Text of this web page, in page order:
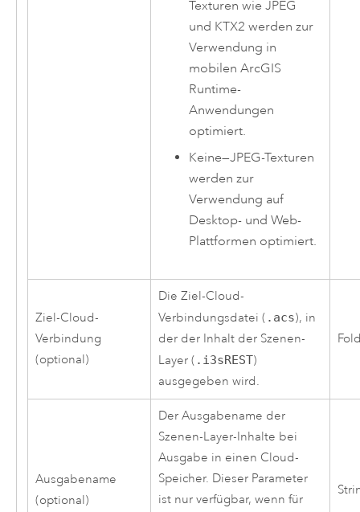
Texturen wie JPEG
und KTX2 werden zur
Verwendung in
mobilenArcGIS
Runtime-
Anwendungen
optimiert.
Keine—JPEG-Texturen
werden zur
Verwendung auf
Desktop- und Web-
Plattformen optimiert.
Ziel-Cloud-
Verbindung
(optional)
Die Ziel-Cloud-
Verbindungsdatei ( .acs), in
der der Inhalt der Szenen-
Layer ( .i3sREST)
ausgegeben wird.
Ausgabename
(optional)
Der Ausgabename der
Szenen-Layer-Inhalte bei
Ausgabe in einen Cloud-
Speicher. Dieser Parameter
ist nur verfügbar, wenn für